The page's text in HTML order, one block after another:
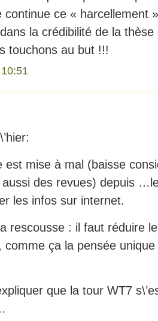
continue ce « harcellement
la crédibilité de la
touchons au but !!!
est mise à mal (baisse
des revues) depuis
les infos sur internet.
rescousse : il faut réduire
comme ça la pensée
que la tour WT7